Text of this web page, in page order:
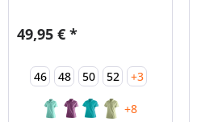
49,95 € *
46 48 50 52 +3
+8